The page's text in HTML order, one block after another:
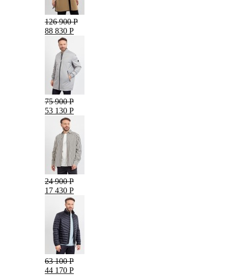
126 900 Р
88 830 Р
75 900 Р
53 130 Р
24 900 Р
17 430 Р
63 100 Р
44 170 Р